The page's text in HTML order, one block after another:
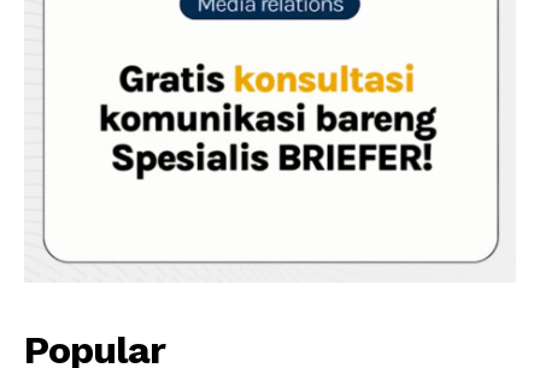
Popular